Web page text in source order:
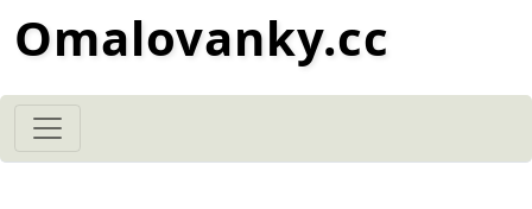
Omalovanky.cc